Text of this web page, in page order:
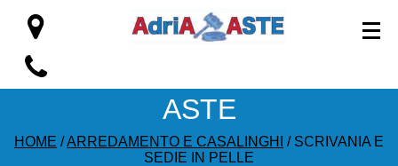
ASTE
HOME /ARREDAMENTO E CASALINGHI
/ SCRIVANIA E
SEDIE IN PELLE